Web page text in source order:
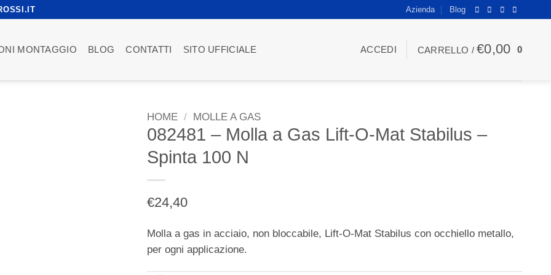
Azienda Blog
MONTAGGIO BLOG CONTATTI SITO UFFICIALE ACCEDI CARRELLO /€0,00 0
HOME / MOLLE A GAS
082481 – Molla a Gas Lift-O-Mat Stabilus –
Spinta 100 N
€24,40
Molla a gas in acciaio, non bloccabile, Lift-O-Mat Stabilus con occhiello metallo,
per ogni applicazione.